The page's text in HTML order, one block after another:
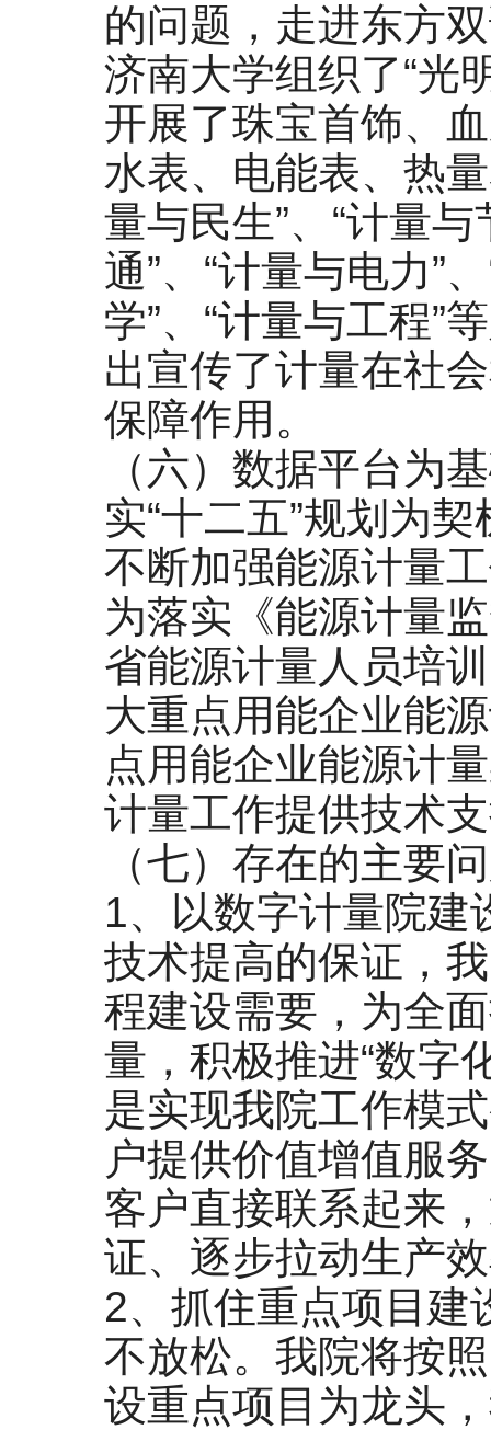
的问题，走进东方
济南大学组织了“光
开展了珠宝首饰、
水表、电能表、热
量与民生”、“计量与
通”、“计量与电力”
学”、“计量与工程”
出宣传了计量在社
保障作用。
（六）数据平台为
实“十二五”规划为
不断加强能源计量
为落实《能源计量
省能源计量人员培
大重点用能企业能
点用能企业能源计
计量工作提供技术
（七）存在的主要
1、以数字计量院建
技术提高的保证，
程建设需要，为全
量，积极推进“数字
是实现我院工作模
户提供价值增值服
客户直接联系起来
证、逐步拉动生产
2、抓住重点项目建
不放松。我院将按
设重点项目为龙头